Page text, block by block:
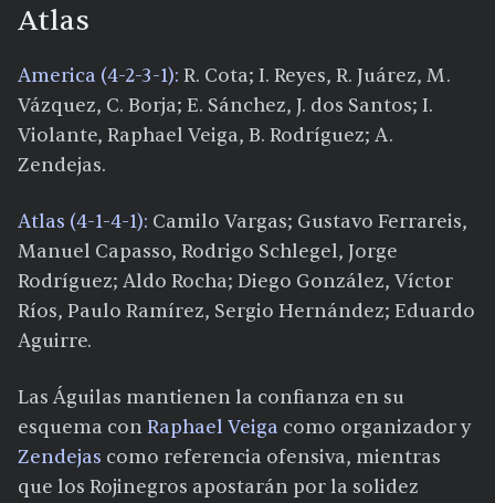
Atlas
America (4-2-3-1): R. Cota; I. Reyes, R. Juárez, M.
Vázquez, C. Borja; E. Sánchez, J. dos Santos; I.
Violante, Raphael Veiga, B. Rodríguez; A.
Zendejas.
Atlas (4-1-4-1): Camilo Vargas; Gustavo Ferrareis,
Manuel Capasso, Rodrigo Schlegel, Jorge
Rodríguez; Aldo Rocha; Diego González, Víctor
Ríos, Paulo Ramírez, Sergio Hernández; Eduardo
Aguirre.
Las Águilas mantienen la confianza en su
esquema conRaphael Veiga como organizador y
Zendejas como referencia ofensiva, mientras
que los Rojinegros apostarán por la solidez